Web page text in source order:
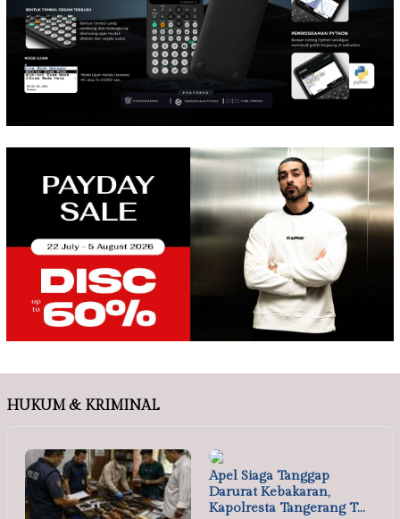
HUKUM & KRIMINAL
Apel Siaga Tanggap
Darurat Kebakaran,
Kapolresta Tangerang T…